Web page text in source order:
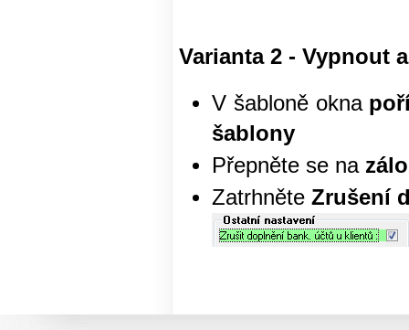
Varianta 2 - Vypnout
V šabloně okna
šablony
Přepněte se na
Zatrhněte Zrušení